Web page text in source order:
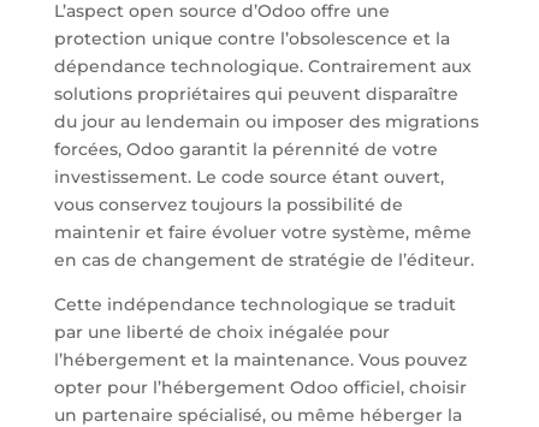
L’aspect open source d’Odoo offre une
protection unique contre l’obsolescence et la
dépendance technologique. Contrairement aux
solutions propriétaires qui peuvent disparaître
du jour au lendemain ou imposer des migrations
forcées, Odoo garantit la pérennité de votre
investissement. Le code source étant ouvert,
vous conservez toujours la possibilité de
maintenir et faire évoluer votre système, même
en cas de changement de stratégie de l’éditeur.
Cette indépendance technologique se traduit
par une liberté de choix inégalée pour
l’hébergement et la maintenance. Vous pouvez
opter pour l’hébergement Odoo officiel, choisir
un partenaire spécialisé, ou même héberger la